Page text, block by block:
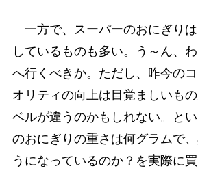
一方で、スーパーのおにぎり
しているものも多い。う～ん、
へ行くべきか。ただし、昨今の
オリティの向上は目覚ましいも
ベルが違うのかもしれない。と
のおにぎりの重さは何グラムで
うになっているのか？を実際に